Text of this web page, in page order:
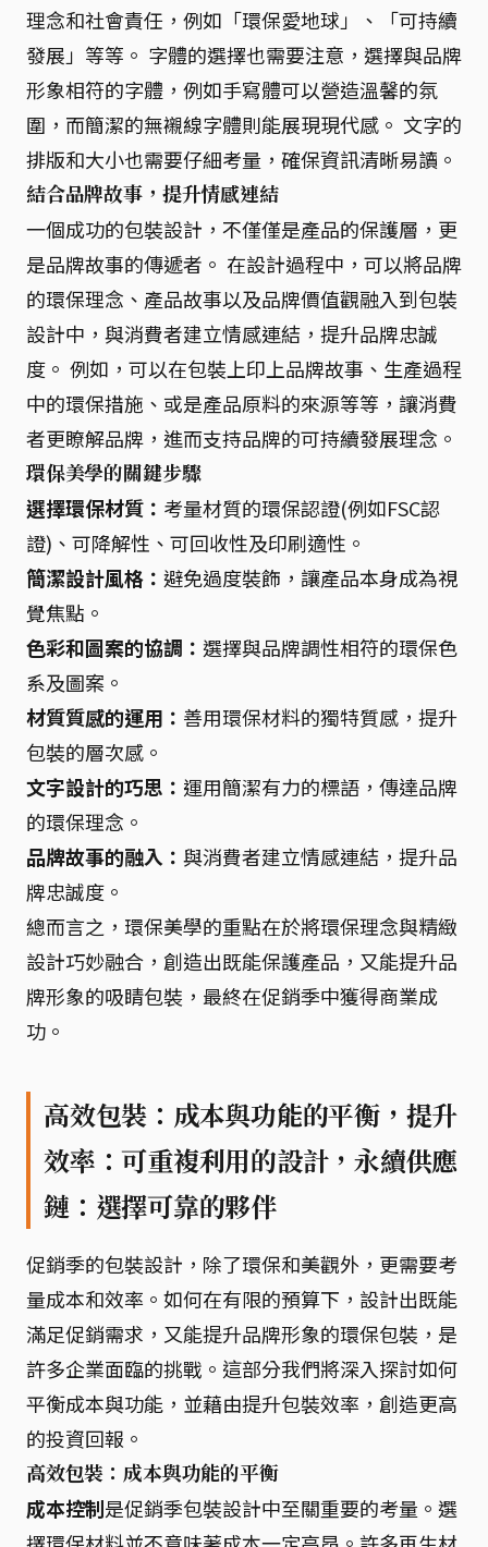
理念和社會責任，例如「環保愛地球」、「可持續
發展」等等。 字體的選擇也需要注意，選擇與品牌
形象相符的字體，例如手寫體可以營造溫馨的氛
圍，而簡潔的無襯線字體則能展現現代感。 文字的
排版和大小也需要仔細考量，確保資訊清晰易讀。
結合品牌故事，提升情感連結
一個成功的包裝設計，不僅僅是產品的保護層，更
是品牌故事的傳遞者。 在設計過程中，可以將品牌
的環保理念、產品故事以及品牌價值觀融入到包裝
設計中，與消費者建立情感連結，提升品牌忠誠
度。 例如，可以在包裝上印上品牌故事、生產過程
中的環保措施、或是產品原料的來源等等，讓消費
者更瞭解品牌，進而支持品牌的可持續發展理念。
環保美學的關鍵步驟
選擇環保材質： 考量材質的環保認證(例如FSC認
證)、可降解性、可回收性及印刷適性。
簡潔設計風格： 避免過度裝飾，讓產品本身成為視
覺焦點。
色彩和圖案的協調： 選擇與品牌調性相符的環保色
系及圖案。
材質質感的運用： 善用環保材料的獨特質感，提升
包裝的層次感。
文字設計的巧思： 運用簡潔有力的標語，傳達品牌
的環保理念。
品牌故事的融入： 與消費者建立情感連結，提升品
牌忠誠度。
總而言之，環保美學的重點在於將環保理念與精緻
設計巧妙融合，創造出既能保護產品，又能提升品
牌形象的吸睛包裝，最終在促銷季中獲得商業成
功。
高效包裝：成本與功能的平衡，提升
效率：可重複利用的設計，永續供應
鏈：選擇可靠的夥伴
促銷季的包裝設計，除了環保和美觀外，更需要考
量成本和效率。如何在有限的預算下，設計出既能
滿足促銷需求，又能提升品牌形象的環保包裝，是
許多企業面臨的挑戰。這部分我們將深入探討如何
平衡成本與功能，並藉由提升包裝效率，創造更高
的投資回報。
高效包裝：成本與功能的平衡
成本控制是促銷季包裝設計中至關重要的考量。選